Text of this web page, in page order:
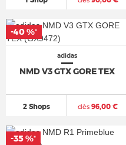
adidas
NMD V3 GTX GORE TEX
2 Shops dès 96,00 €
-40 %*
-35 %*